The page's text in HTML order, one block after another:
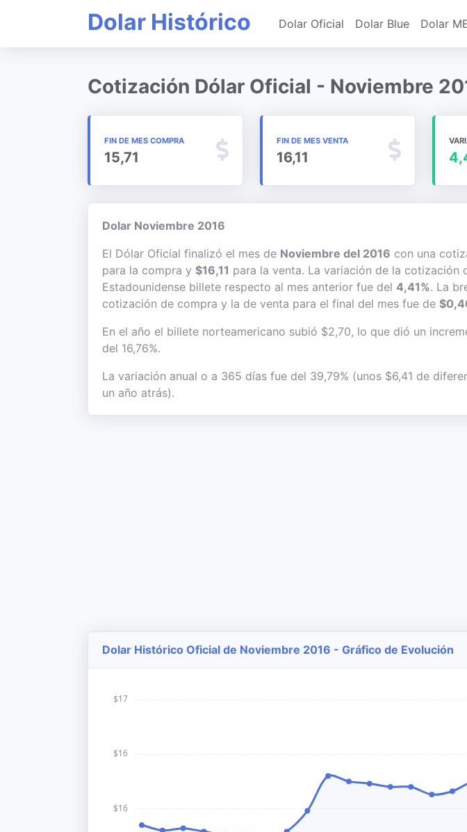
Dolar Histórico Dolar Oficial Dolar Blue Dolar
Cotización Dólar Oficial - Noviembre
FIN DE MES COMPRA
15,71
FIN DE MES VENTA
16,11
Dolar Noviembre 2016
El Dólar Oficial finalizó el mes de Noviembre del 2016 con una
para la compra y $16,11 para la venta. La variación de la cotización
Estadounidense billete respecto al mes anterior fue del 4,41%. La
cotización de compra y la de venta para el final del mes fue de
En el año el billete norteamericano subió $2,70, lo que dió un
del 16,76%.
La variación anual o a 365 días fue del 39,79% (unos $6,41 de
un año atrás).
Dolar Histórico Oficial de Noviembre 2016 - Gráfico de Evolución